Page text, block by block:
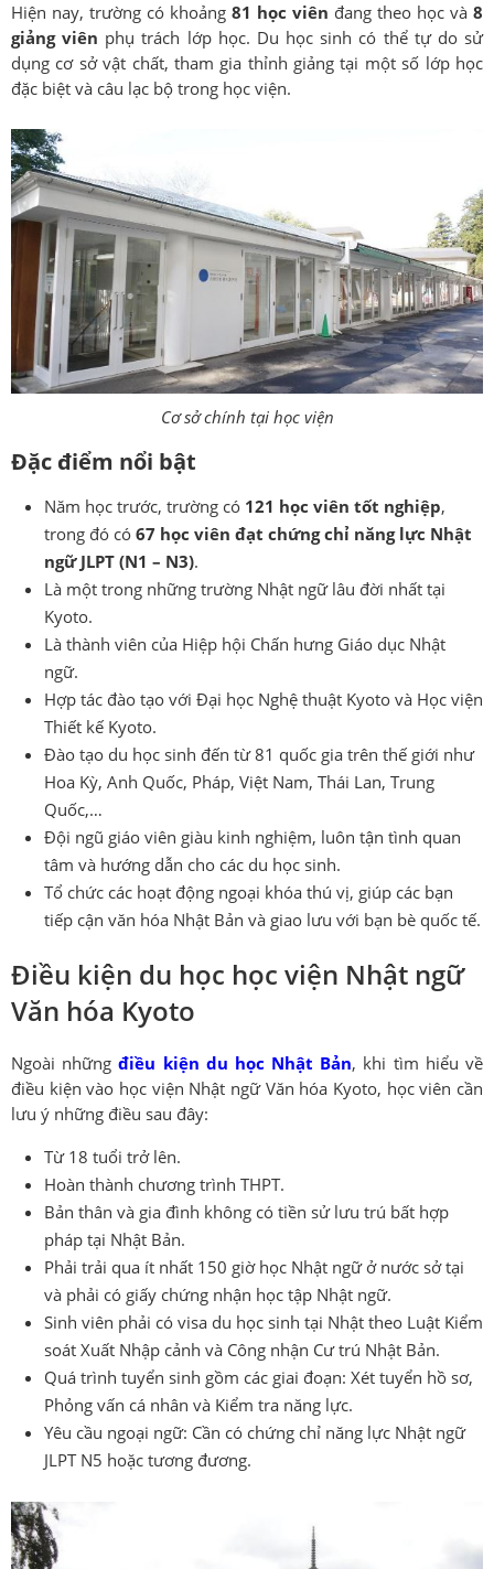
Hiện nay, trường có khoảng 81 học viên đang theo học và 8
giảng viên phụ trách lớp học. Du học sinh có thể tự do sử
dụng cơ sở vật chất, tham gia thỉnh giảng tại một số lớp học
đặc biệt và câu lạc bộ trong học viện.
Cơ sở chính tại học viện
Đặc điểm nổi bật
Năm học trước, trường có 121 học viên tốt nghiệp,
trong đó có 67 học viên đạt chứng chỉ năng lực Nhật
ngữ JLPT (N1 – N3).
Là một trong những trường Nhật ngữ lâu đời nhất tại
Kyoto.
Là thành viên của Hiệp hội Chấn hưng Giáo dục Nhật
ngữ.
Hợp tác đào tạo với Đại học Nghệ thuật Kyoto và Học viện
Thiết kế Kyoto.
Đào tạo du học sinh đến từ 81 quốc gia trên thế giới như
Hoa Kỳ, Anh Quốc, Pháp, Việt Nam, Thái Lan, Trung
Quốc,…
Đội ngũ giáo viên giàu kinh nghiệm, luôn tận tình quan
tâm và hướng dẫn cho các du học sinh.
Tổ chức các hoạt động ngoại khóa thú vị, giúp các bạn
tiếp cận văn hóa Nhật Bản và giao lưu với bạn bè quốc tế.
Điều kiện du học học viện Nhật ngữ
Văn hóa Kyoto
Ngoài nhữngđiều kiện du học Nhật Bản, khi tìm hiểu về
điều kiện vào học viện Nhật ngữ Văn hóa Kyoto, học viên cần
lưu ý những điều sau đây:
Từ 18 tuổi trở lên.
Hoàn thành chương trình THPT.
Bản thân và gia đình không có tiền sử lưu trú bất hợp
pháp tại Nhật Bản.
Phải trải qua ít nhất 150 giờ học Nhật ngữ ở nước sở tại
và phải có giấy chứng nhận học tập Nhật ngữ.
Sinh viên phải có visa du học sinh tại Nhật theo Luật Kiểm
soát Xuất Nhập cảnh và Công nhận Cư trú Nhật Bản.
Quá trình tuyển sinh gồm các giai đoạn: Xét tuyển hồ sơ,
Phỏng vấn cá nhân và Kiểm tra năng lực.
Yêu cầu ngoại ngữ: Cần có chứng chỉ năng lực Nhật ngữ
JLPT N5 hoặc tương đương.